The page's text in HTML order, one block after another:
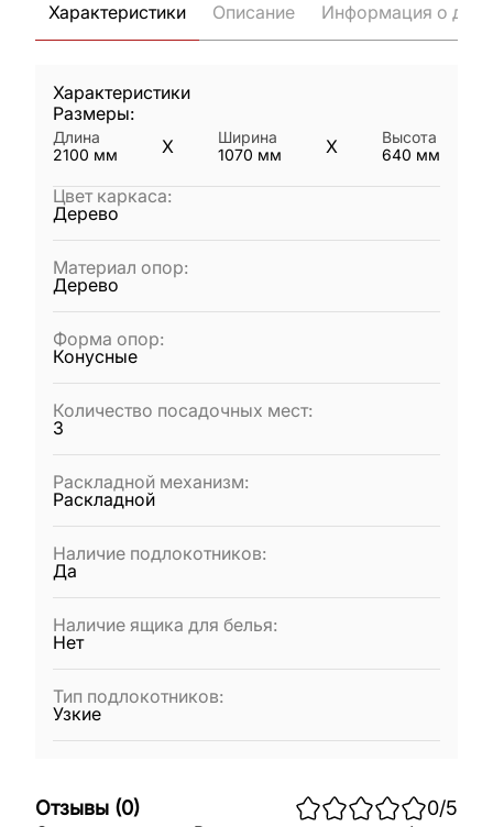
Характеристики Описание Информация о
Характеристики
Размеры:
Длина
2100 мм X
Ширина
1070 мм X
Высота
640 мм
Цвет каркаса:
Дерево
Материал опор:
Дерево
Форма опор:
Конусные
Количество посадочных мест:
3
Раскладной механизм:
Раскладной
Наличие подлокотников:
Да
Наличие ящика для белья:
Нет
Тип подлокотников:
Узкие
Отзывы (0) 0/5